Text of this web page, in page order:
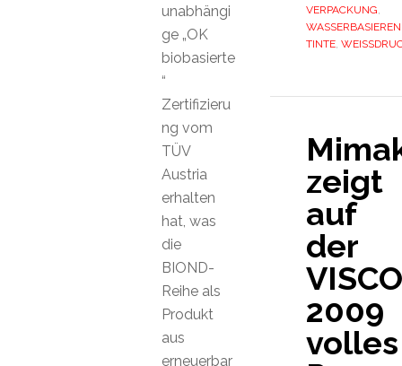
VERPACKUNG,
TINTE,
zeigt
auf
der
2009
volles
unabhängi
ge „OK
biobasierte
“
Zertifizieru
ng vom
TÜV
Austria
erhalten
hat, was
die
BIOND-
Reihe als
Produkt
aus
erneuerbar